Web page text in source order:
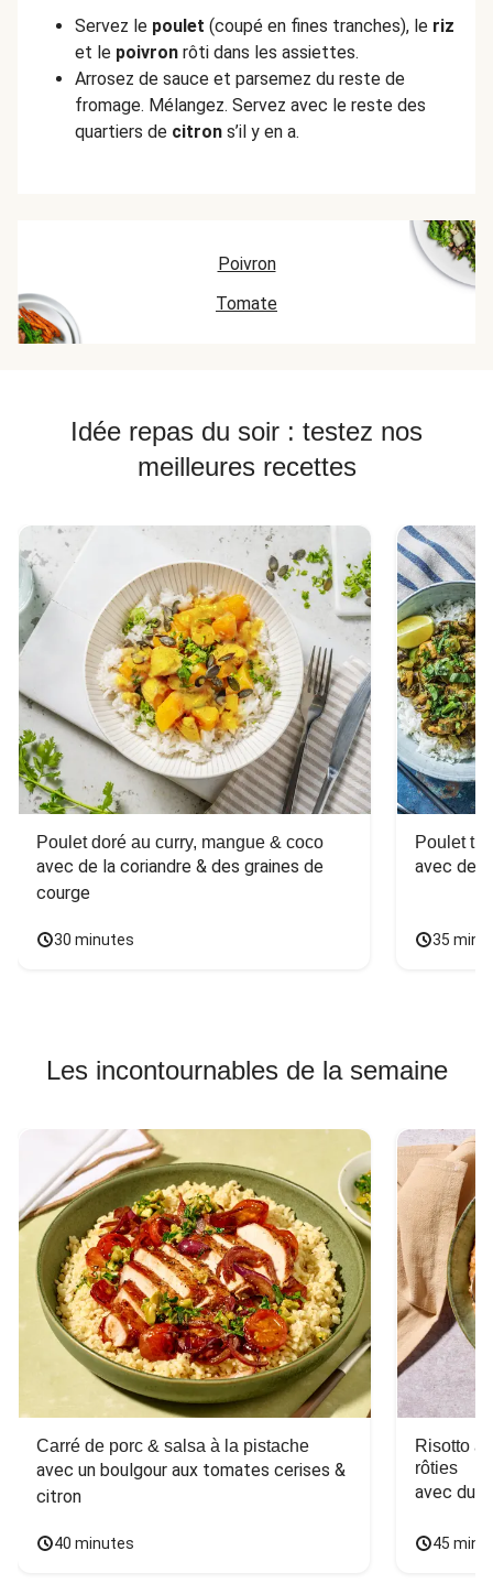
Servez le poulet (coupé en fines tranches), le riz
et le poivron rôti dans les assiettes.
Arrosez de sauce et parsemez du reste de
fromage. Mélangez. Servez avec le reste des
quartiers de citron s’il y en a.
Poivron
Tomate
Idée repas du soir : testez nos
meilleures recettes
Poulet doré au curry, mangue & coco
avec de la coriandre & des graines de
courge
30 minutes
Poulet
avec des
35
Les incontournables de la semaine
Carré de porc & salsa à la pistache
avec un boulgour aux tomates cerises &
citron
40 minutes
Risotto
rôties
avec du
45